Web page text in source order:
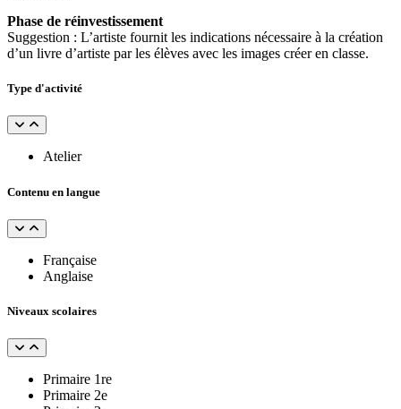
Phase de réinvestissement
Suggestion : L’artiste fournit les indications nécessaire à la création
d’un livre d’artiste par les élèves avec les images créer en classe.
Type d'activité
Atelier
Contenu en langue
Française
Anglaise
Niveaux scolaires
Primaire 1re
Primaire 2e